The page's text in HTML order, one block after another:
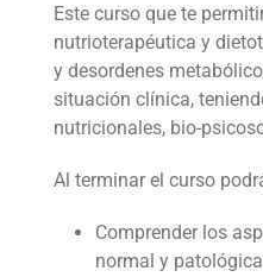
Este curso que te
nutrioterapéutica y
y desordenes
situación clínica,
nutricionales, bio-
Al terminar el curso
Comprender los
normal y